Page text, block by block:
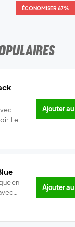
ÉCONOMISER 67%
Les
Ajouter
en
Ajouter